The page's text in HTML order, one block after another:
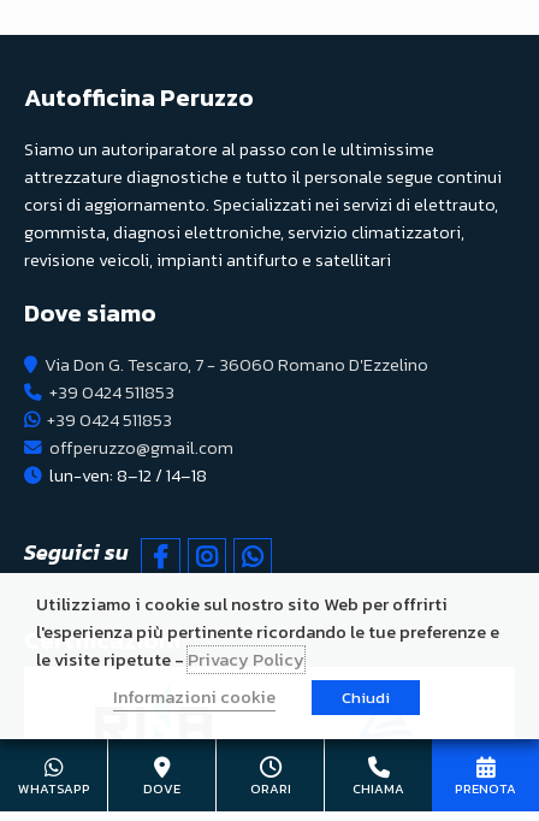
Autofficina Peruzzo
Siamo un autoriparatore al passo con le ultimissime
attrezzature diagnostiche e tutto il personale segue continui
corsi di aggiornamento. Specializzati nei servizi di elettrauto,
gommista, diagnosi elettroniche, servizio climatizzatori,
revisione veicoli, impianti antifurto e satellitari
Dove siamo
Via Don G. Tescaro, 7 - 36060 Romano D'Ezzelino
+39 0424 511853
+39 0424 511853
offperuzzo@gmail.com
lun-ven: 8–12 / 14–18
Seguici su
Certificazioni
Arval Premium Center Castrol Certified Workshop
WHATSAPP DOVE ORARI CHIAMA PRENOTA
Utilizziamo i cookie sul nostro sito Web per offrirti
l'esperienza più pertinente ricordando le tue preferenze e
le visite ripetute -Privacy Policy
Informazioni cookie
Chiudi